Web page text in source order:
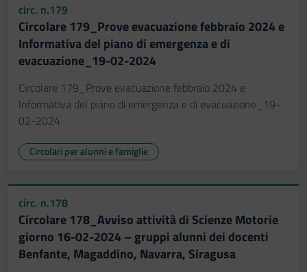
circ. n.179
Circolare 179_Prove evacuazione febbraio 2024 e
Informativa del piano di emergenza e di
evacuazione_19-02-2024
Circolare 179_Prove evacuazione febbraio 2024 e
Informativa del piano di emergenza e di evacuazione_19-
02-2024
Circolari per alunni e famiglie
circ. n.178
Circolare 178_Avviso attività di Scienze Motorie
giorno 16-02-2024 – gruppi alunni dei docenti
Benfante, Magaddino, Navarra, Siragusa